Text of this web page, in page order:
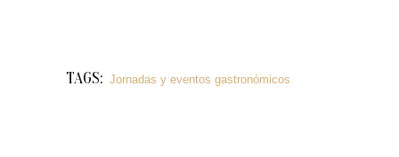
TAGS: Jornadas y eventos gastronómicos